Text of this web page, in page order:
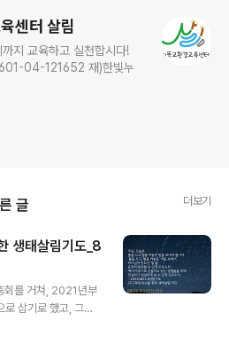
센터 살림
지 교육하고 실천합시다!
04-121652 재)한빛누
글 더보기
생태살림기도_8
회를 거쳐, 2021년부
로 삼기로 했고, 그를
부터 드리고 있는